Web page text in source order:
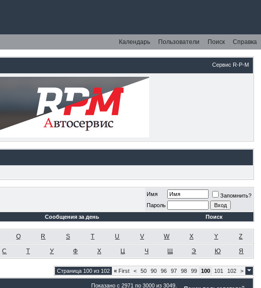
Календарь Пользователи Поиск Справка
Сервис R-P-M
Имя
Запомнить?
Пароль
Сообщения за день Поиск
Q R S T U V W X Y Z
С Т У Ф Х Ц Ч Щ Э Ю Я
Страница 100 из 102 « First < 50 90 96 97 98 99 100 101 102 >
Показано с 2971 по 3000 из 3049.